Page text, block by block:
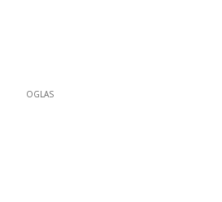
OGLAS